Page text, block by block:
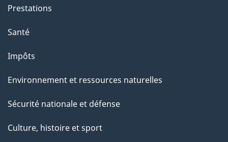
e
a
g
Prestations
Santé
Impôts
Environnement et ressources naturelles
Sécurité nationale et défense
Culture, histoire et sport